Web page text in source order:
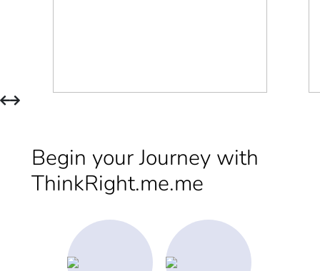
Begin your Journey with
ThinkRight.me.me